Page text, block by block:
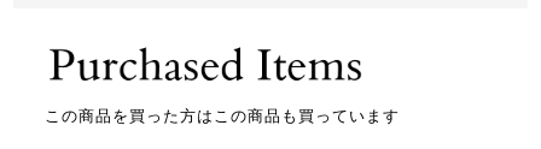
この商品を買った方はこの商品も買っています